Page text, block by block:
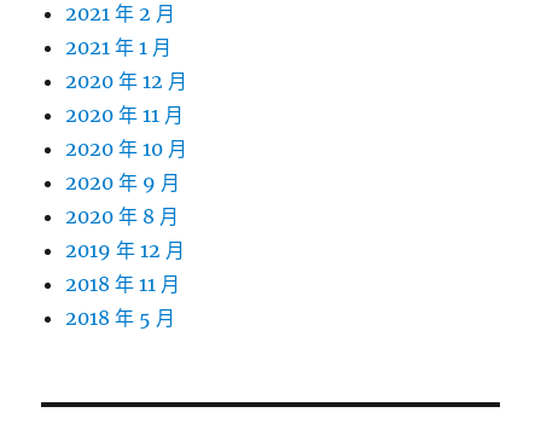
2021 年 2 月
2021 年 1 月
2020 年 12 月
2020 年 11 月
2020 年 10 月
2020 年 9 月
2020 年 8 月
2019 年 12 月
2018 年 11 月
2018 年 5 月